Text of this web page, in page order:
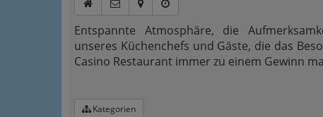
Entspannte Atmosphäre, die
unseres Küchenchefs und Gäste, die das
Casino Restaurant immer zu einem Gewinn
Kategorien